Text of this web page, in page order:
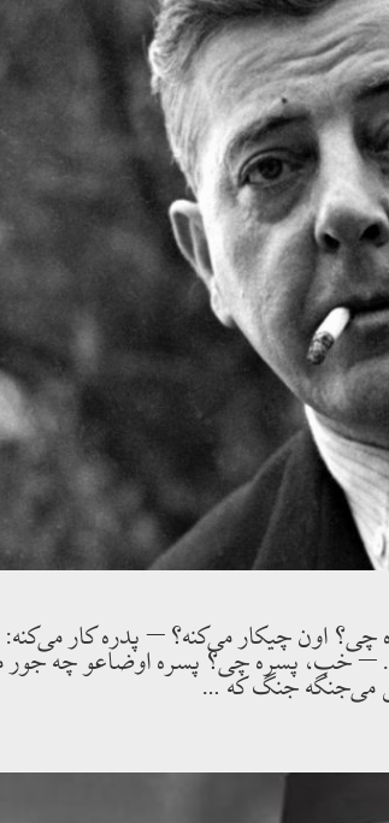
اون چيكار مى‌كنه؟ – پدره كار
– خب، پسره چى؟ پسره اوضاعو چه جور
مى‌جنگه جنگ كه …